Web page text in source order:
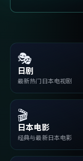
🎭
日剧
最新热门日本电视剧
🎬
日本电影
经典与最新日本电影